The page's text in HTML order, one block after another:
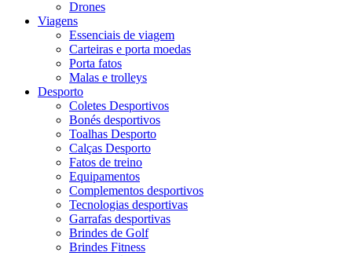
Drones
Viagens
Essenciais de viagem
Carteiras e porta moedas
Porta fatos
Malas e trolleys
Desporto
Coletes Desportivos
Bonés desportivos
Toalhas Desporto
Calças Desporto
Fatos de treino
Equipamentos
Complementos desportivos
Tecnologias desportivas
Garrafas desportivas
Brindes de Golf
Brindes Fitness